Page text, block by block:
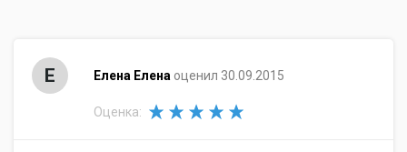
Е Елена Елена оценил 30.09.2015
Оценка: